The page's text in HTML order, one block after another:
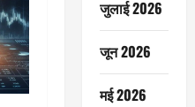
जुलाई 2026
जून 2026
मई 2026